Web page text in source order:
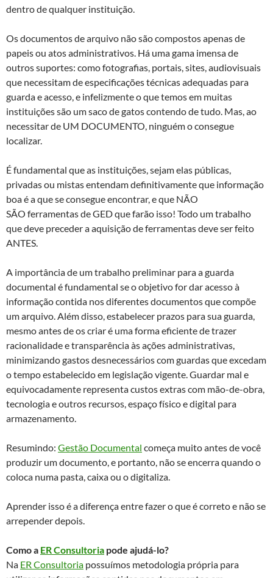
dentro de qualquer instituição.
Os documentos de arquivo não são compostos apenas de
papeis ou atos administrativos. Há uma gama imensa de
outros suportes: como fotografias, portais, sites, audiovisuais
que necessitam de especificações técnicas adequadas para
guarda e acesso, e infelizmente o que temos em muitas
instituições são um saco de gatos contendo de tudo. Mas, ao
necessitar de UM DOCUMENTO, ninguém o consegue
localizar.
É fundamental que as instituições, sejam elas públicas,
privadas ou mistas entendam definitivamente que informação
boa é a que se consegue encontrar, e que NÃO
SÃO ferramentas de GED que farão isso! Todo um trabalho
que deve preceder a aquisição de ferramentas deve ser feito
ANTES.
A importância de um trabalho preliminar para a guarda
documental é fundamental se o objetivo for dar acesso à
informação contida nos diferentes documentos que compõe
um arquivo. Além disso, estabelecer prazos para sua guarda,
mesmo antes de os criar é uma forma eficiente de trazer
racionalidade e transparência às ações administrativas,
minimizando gastos desnecessários com guardas que excedam
o tempo estabelecido em legislação vigente. Guardar mal e
equivocadamente representa custos extras com mão-de-obra,
tecnologia e outros recursos, espaço físico e digital para
armazenamento.
Resumindo: Gestão Documental começa muito antes de você
produzir um documento, e portanto, não se encerra quando o
coloca numa pasta, caixa ou o digitaliza.
Aprender isso é a diferença entre fazer o que é correto e não se
arrepender depois.
Como a ER Consultoria pode ajudá-lo?
Na ER Consultoria possuímos metodologia própria para